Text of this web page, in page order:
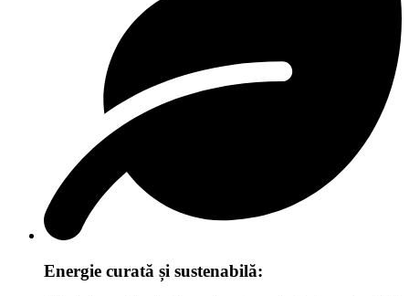
Energie curată și sustenabilă: